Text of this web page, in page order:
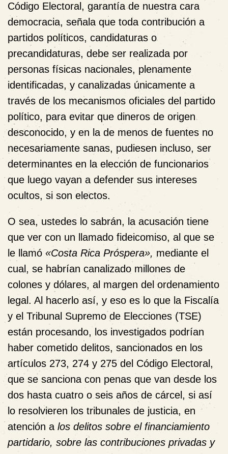
Código Electoral , garantía de nuestra cara
democracia, señala que toda contribución a
partidos políticos, candidaturas o
precandidaturas, debe ser realizada por
personas físicas nacionales, plenamente
identificadas, y canalizadas únicamente a
través de los mecanismos oficiales del partido
político, para evitar que dineros de origen
desconocido, y en la de menos de fuentes no
necesariamente sanas, pudiesen incluso, ser
determinantes en la elección de funcionarios
que luego vayan a defender sus intereses
ocultos, si son electos.
O sea, ustedes lo sabrán, la acusación tiene
que ver con un llamado fideicomiso, al que se
le llamó «Costa Rica Próspera», mediante el
cual, se habrían canalizado millones de
colones y dólares, al margen del ordenamiento
legal. Al hacerlo así, y eso es lo que la Fiscalía
y el Tribunal Supremo de Elecciones(TSE)
están procesando, los investigados podrían
haber cometido delitos, sancionados en los
artículos 273, 274 y 275 del Código Electoral,
que se sanciona con penas que van desde los
dos hasta cuatro o seis años de cárcel, si así
lo resolvieren los tribunales de justicia, en
atención a los delitos sobre el financiamiento
partidario, sobre las contribuciones privadas y